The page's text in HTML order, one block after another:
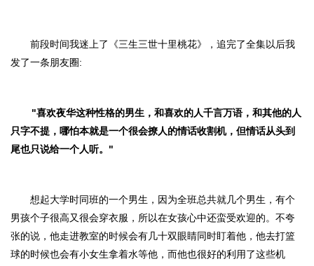
前段时间我迷上了《三生三世十里桃花》，追完了全集以后我
发了一条朋友圈:
"喜欢夜华这种性格的男生，和喜欢的人千言万语，和其他的人
只字不提，哪怕本就是一个很会撩人的情话收割机，但情话从头到
尾也只说给一个人听。"
想起大学时同班的一个男生，因为全班总共就几个男生，有个
男孩个子很高又很会穿衣服，所以在女孩心中还蛮受欢迎的。不夸
张的说，他走进教室的时候会有几十双眼睛同时盯着他，他去打篮
球的时候也会有小女生拿着水等他，而他也很好的利用了这些机